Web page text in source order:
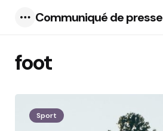
Communiqué de presse
foot
Sport